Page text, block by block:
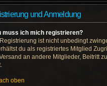
und Anmeldung
muss ich mich registrieren?
ist nicht unbedingt
du als registriertes Mitglied
an andere Mitglieder, Beitritt
oben